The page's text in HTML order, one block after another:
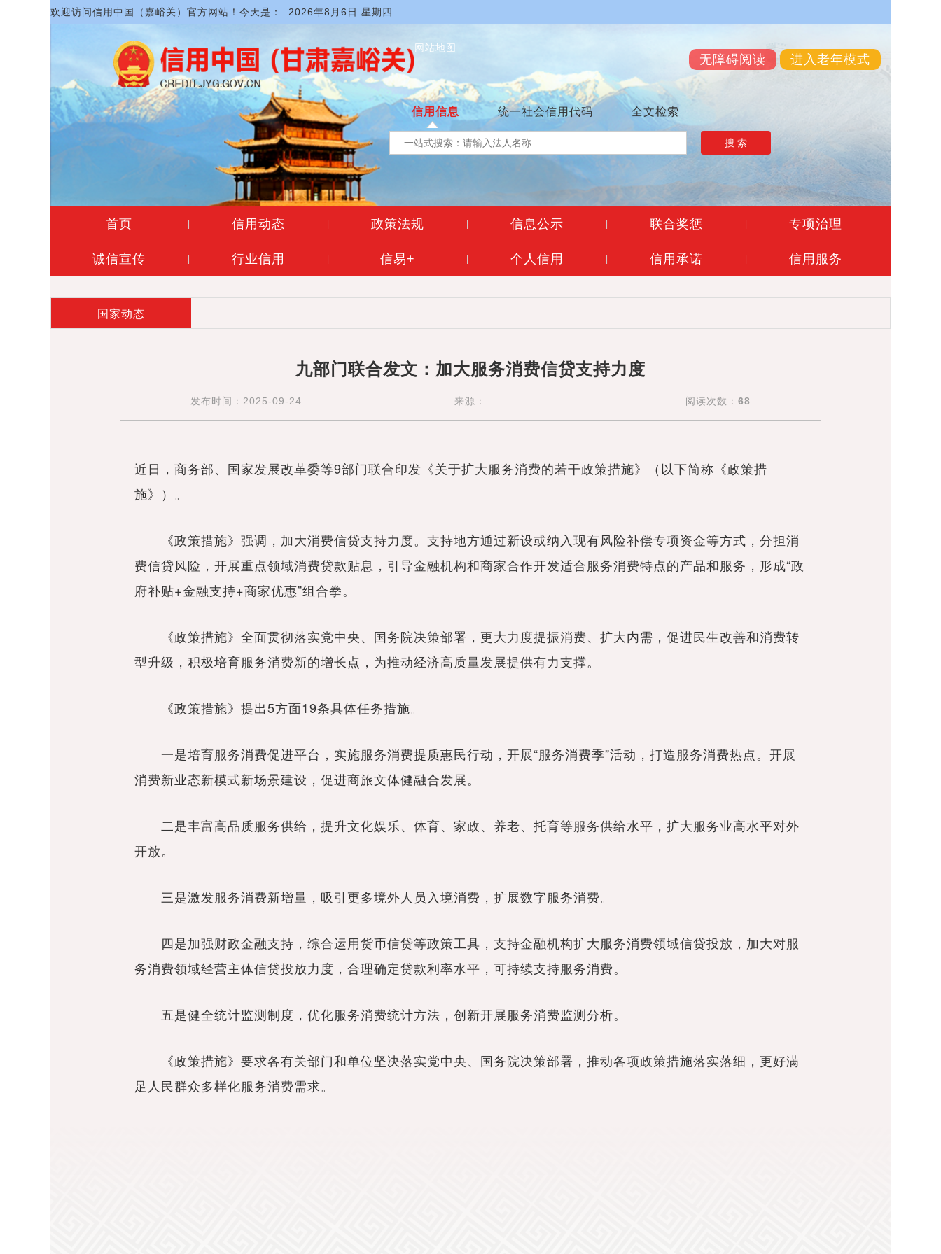
欢迎访问信用中国（嘉峪关）官方网站！今天是： 2026年8月6日 星期四
网站地图
无障碍阅读 进入老年模式
信用信息 统一社会信用代码 全文检索
搜 索
首页 信用动态 政策法规 信息公示 联合奖惩 专项治理
诚信宣传 行业信用 信易+ 个人信用 信用承诺 信用服务
国家动态
九部门联合发文：加大服务消费信贷支持力度
发布时间：2025-09-24 来源： 阅读次数： 68
近日，商务部、国家发展改革委等9部门联合印发《关于扩大服务消费的若干政策措施》（以下简称《政策措
施》）。
《政策措施》强调，加大消费信贷支持力度。支持地方通过新设或纳入现有风险补偿专项资金等方式，分担消
费信贷风险，开展重点领域消费贷款贴息，引导金融机构和商家合作开发适合服务消费特点的产品和服务，形成“政
府补贴+金融支持+商家优惠”组合拳。
《政策措施》全面贯彻落实党中央、国务院决策部署，更大力度提振消费、扩大内需，促进民生改善和消费转
型升级，积极培育服务消费新的增长点，为推动经济高质量发展提供有力支撑。
《政策措施》提出5方面19条具体任务措施。
一是培育服务消费促进平台，实施服务消费提质惠民行动，开展“服务消费季”活动，打造服务消费热点。开展
消费新业态新模式新场景建设，促进商旅文体健融合发展。
二是丰富高品质服务供给，提升文化娱乐、体育、家政、养老、托育等服务供给水平，扩大服务业高水平对外
开放。
三是激发服务消费新增量，吸引更多境外人员入境消费，扩展数字服务消费。
四是加强财政金融支持，综合运用货币信贷等政策工具，支持金融机构扩大服务消费领域信贷投放，加大对服
务消费领域经营主体信贷投放力度，合理确定贷款利率水平，可持续支持服务消费。
五是健全统计监测制度，优化服务消费统计方法，创新开展服务消费监测分析。
《政策措施》要求各有关部门和单位坚决落实党中央、国务院决策部署，推动各项政策措施落实落细，更好满
足人民群众多样化服务消费需求。